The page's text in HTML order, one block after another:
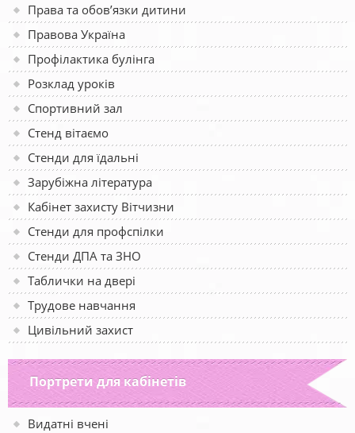
Права та обов’язки дитини
Правова Україна
Профілактика булінга
Розклад уроків
Спортивний зал
Стенд вітаємо
Стенди для їдальні
Зарубіжна література
Кабінет захисту Вітчизни
Стенди для профспілки
Стенди ДПА та ЗНО
Таблички на двері
Трудове навчання
Цивільний захист
Портрети для кабінетів
Видатні вчені